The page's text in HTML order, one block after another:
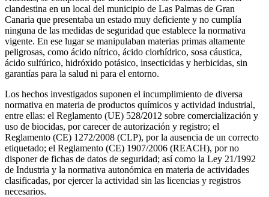
clandestina en un local del municipio de Las Palmas de Gran
Canaria que presentaba un estado muy deficiente y no cumplía
ninguna de las medidas de seguridad que establece la normativa
vigente. En ese lugar se manipulaban materias primas altamente
peligrosas, como ácido nítrico, ácido clorhídrico, sosa cáustica,
ácido sulfúrico, hidróxido potásico, insecticidas y herbicidas, sin
garantías para la salud ni para el entorno.
Los hechos investigados suponen el incumplimiento de diversa
normativa en materia de productos químicos y actividad industrial,
entre ellas: el Reglamento (UE) 528/2012 sobre comercialización y
uso de biocidas, por carecer de autorización y registro; el
Reglamento (CE) 1272/2008 (CLP), por la ausencia de un correcto
etiquetado; el Reglamento (CE) 1907/2006 (REACH), por no
disponer de fichas de datos de seguridad; así como la Ley 21/1992
de Industria y la normativa autonómica en materia de actividades
clasificadas, por ejercer la actividad sin las licencias y registros
necesarios.